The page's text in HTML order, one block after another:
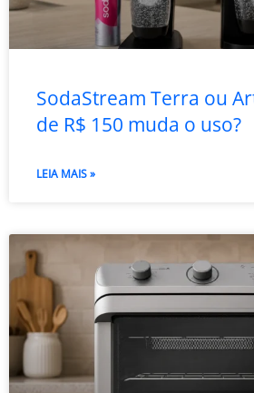
SodaStream Terra ou
de R$ 150 muda o uso?
LEIA MAIS »